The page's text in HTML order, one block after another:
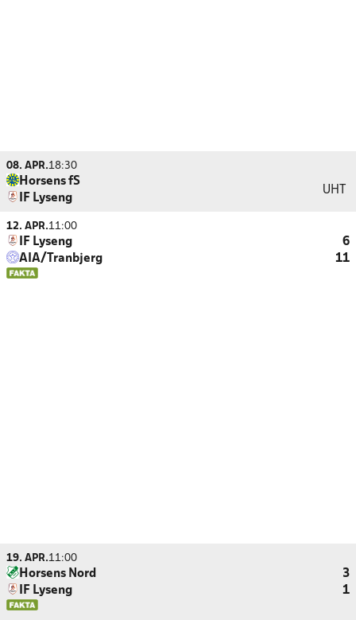
08. APR.18:30
Horsens fS
IF Lyseng
UHT
12. APR.11:00
IF Lyseng
6
AIA/Tranbjerg
11
19. APR.11:00
Horsens Nord
3
IF Lyseng
1